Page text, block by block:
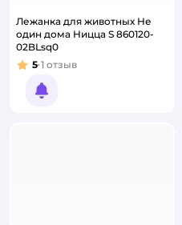
Лежанка для животных Не
один дома Ницца S 860120-
02BLsq0
Рейтинг:
5 1 отзыв
Уведомить о появлении